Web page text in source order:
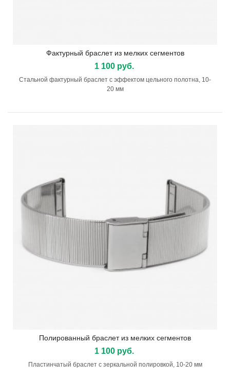
Фактурный браслет из мелких сегментов
1 100 руб.
Стальной фактурный браслет с эффектом цельного полотна, 10-
20 мм
Полированный браслет из мелких сегментов
1 100 руб.
Пластинчатый браслет с зеркальной полировкой, 10-20 мм